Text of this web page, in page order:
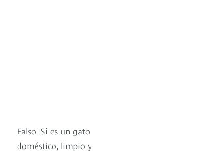
Falso. Si es un gato
doméstico, limpio y